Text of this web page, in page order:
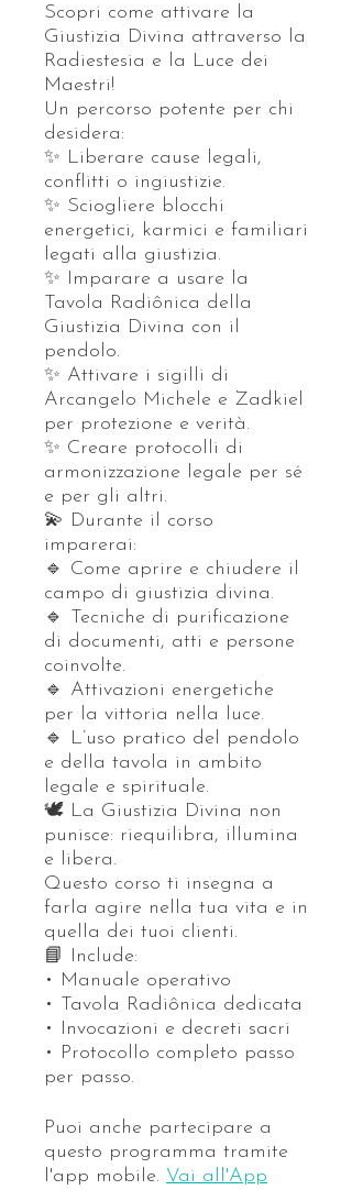
Scopri come attivare la
Giustizia Divina attraverso la
Radiestesia e la Luce dei
Maestri!
Un percorso potente per chi
desidera:
✨ Liberare cause legali,
conflitti o ingiustizie.
✨ Sciogliere blocchi
energetici, karmici e familiari
legati alla giustizia.
✨ Imparare a usare la
Tavola Radiônica della
Giustizia Divina con il
pendolo.
✨ Attivare i sigilli di
Arcangelo Michele e Zadkiel
per protezione e verità.
✨ Creare protocolli di
armonizzazione legale per sé
e per gli altri.
💫 Durante il corso
imparerai:
🔹 Come aprire e chiudere il
campo di giustizia divina.
🔹 Tecniche di purificazione
di documenti, atti e persone
coinvolte.
🔹 Attivazioni energetiche
per la vittoria nella luce.
🔹 L’uso pratico del pendolo
e della tavola in ambito
legale e spirituale.
🕊️ La Giustizia Divina non
punisce: riequilibra, illumina
e libera.
Questo corso ti insegna a
farla agire nella tua vita e in
quella dei tuoi clienti.
📘 Include:
• Manuale operativo
• Tavola Radiônica dedicata
• Invocazioni e decreti sacri
• Protocollo completo passo
per passo.
Puoi anche partecipare a
questo programma tramite
l'app mobile. Vai all'App